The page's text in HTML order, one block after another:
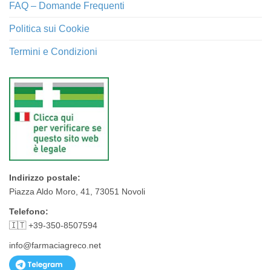
FAQ – Domande Frequenti
Politica sui Cookie
Termini e Condizioni
Indirizzo postale:
Piazza Aldo Moro, 41, 73051 Novoli
Telefono:
🇮🇹 +39-350-8507594
info@farmaciagreco.net